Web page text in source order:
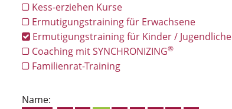
Kess-erziehen Kurse
Ermutigungstraining für Erwachsene
Ermutigungstraining für Kinder / Jugendliche
Coaching mit SYNCHRONIZING®
Familienrat-Training
Name: